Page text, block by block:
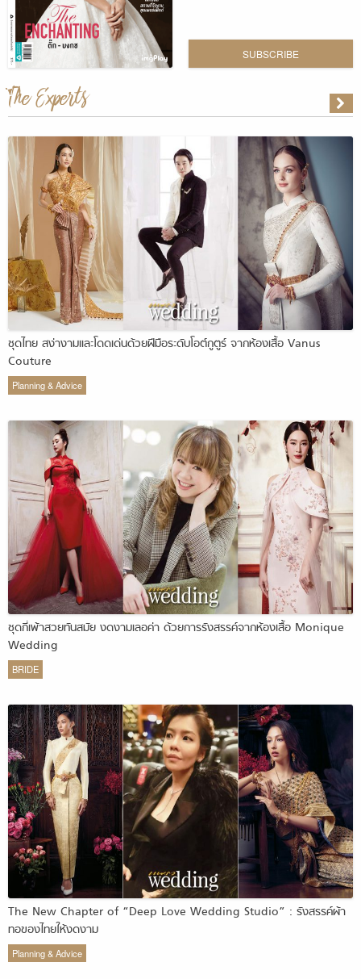
SUBSCRIBE
The Experts
ชุดไทย สง่างามและโดดเด่นด้วยฝีมือระดับโอต์กูตูร์ จากห้องเสื้อ Vanus
Couture
Planning & Advice
ชุดกี่เพ้าสวยทันสมัย งดงามเลอค่า ด้วยการรังสรรค์จากห้องเสื้อ Monique
Wedding
BRIDE
The New Chapter of “Deep Love Wedding Studio” : รังสรรค์ผ้า
ทอของไทยให้งดงาม
Planning & Advice